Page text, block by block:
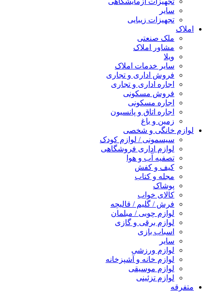
سایر
تجهیزات زیبایی
املاک
ملک صنعتی
مشاور املاک
ویلا
سایر خدمات املاک
فروش اداری و تجاری
اجاره اداری و تجاری
فروش مسکونی
اجاره مسکونی
اجاره اتاق و پانسیون
زمین و باغ
لوازم خانگی و شخصی
سیسمونی / لوازم کودک
لوازم اداری فروشگاهی
تصفیه آب و هوا
کیف و کفش
مجله و کتاب
پوشاک
کالای خواب
فرش / گلیم / قالیچه
لوازم چوبی / مبلمان
لوازم برقی و گازی
اسباب بازی
سایر
لوازم ورزشی
لوازم خانه و آشپزخانه
لوازم موسیقی
لوازم تزئینی
متفرقه